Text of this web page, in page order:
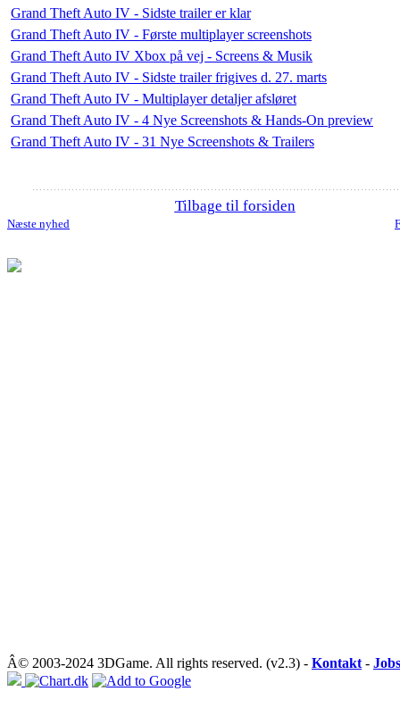
Grand Theft Auto IV - Sidste trailer er klar
Grand Theft Auto IV - Første multiplayer screenshots
Grand Theft Auto IV Xbox på vej - Screens & Musik
Grand Theft Auto IV - Sidste trailer frigives d. 27. marts
Grand Theft Auto IV - Multiplayer detaljer afsløret
Grand Theft Auto IV - 4 Nye Screenshots & Hands-On preview
Grand Theft Auto IV - 31 Nye Screenshots & Trailers
Tilbage til forsiden
Næste nyhed
Â© 2003-2024 3DGame. All rights reserved. (v2.3) - Kontakt - Jobs